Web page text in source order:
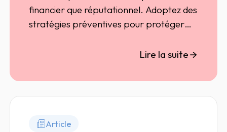
financier que réputationnel. Adoptez des
stratégies préventives pour protéger
Lire la suite
Article